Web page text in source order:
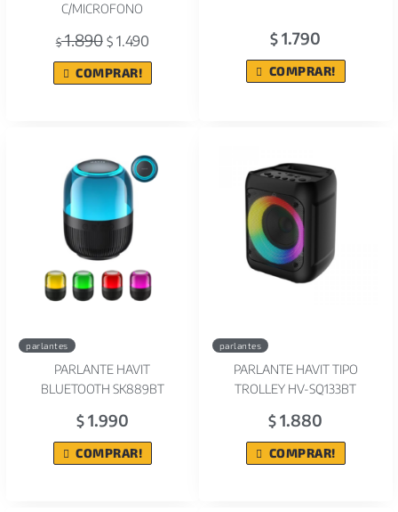
C/MICROFONO
$1.890 $1.490
COMPRAR!
$ 1.790
COMPRAR!
parlantes
PARLANTE HAVIT
BLUETOOTH SK889BT
$1.990
COMPRAR!
parlantes
PARLANTE HAVIT TIPO
TROLLEY HV-SQ133BT
$ 1.880
COMPRAR!